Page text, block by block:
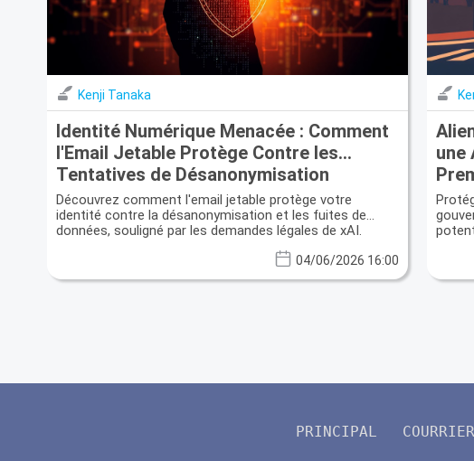
Kenji Tanaka
Identité Numérique Menacée : Comment
l'Email Jetable Protège Contre les
Tentatives de Désanonymisation
Découvrez comment l'email jetable protège votre
identité contre la désanonymisation et les fuites de
données, souligné par les demandes légales de xAI.
04/06/2026 16:00
une
PRINCIPAL